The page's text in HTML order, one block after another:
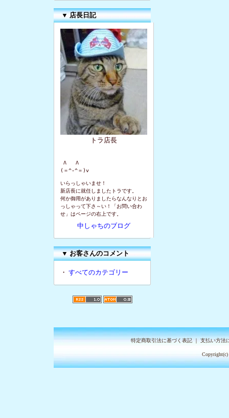
▼ 店長日記
トラ店長
Λ   Λ
(＝^-^＝)v
いらっしゃいませ！
新店長に就任しましたトラです。
何か御用がありましたらなんなりとお
っしゃって下さ～い！「お問い合わ
せ」はページの右上です。
中しゃちのブログ
▼お客さんのコメント
・ すべてのカテゴリー
特定商取引法に基づく表記｜支払い方法